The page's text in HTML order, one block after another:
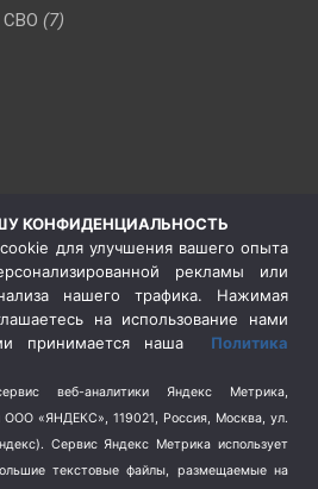
СВО (7)
(404)
КОНФИДЕНЦИАЛЬНОСТЬ
для улучшения вашего опыта
рекламы или
нашего трафика. Нажимая
на использование нами
принимается наша Политика
веб-аналитики Яндекс Метрика,
ООО «ЯНДЕКС», 119021, Россия, Москва, ул.
Сервис Яндекс Метрика использует
текстовые файлы, размещаемые на